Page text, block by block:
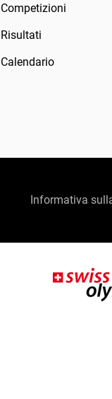
Competizioni
Risultati
Calendario
Informativa